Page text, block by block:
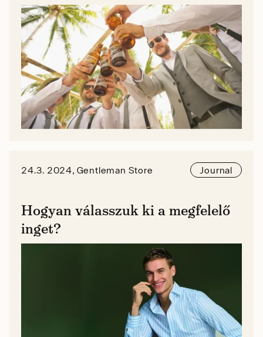
24.3. 2024, Gentleman Store Journal
Hogyan válasszuk ki a megfelelő
inget?